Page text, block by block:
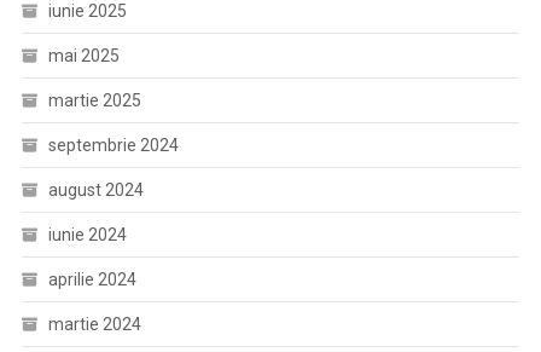
iunie 2025
mai 2025
martie 2025
septembrie 2024
august 2024
iunie 2024
aprilie 2024
martie 2024